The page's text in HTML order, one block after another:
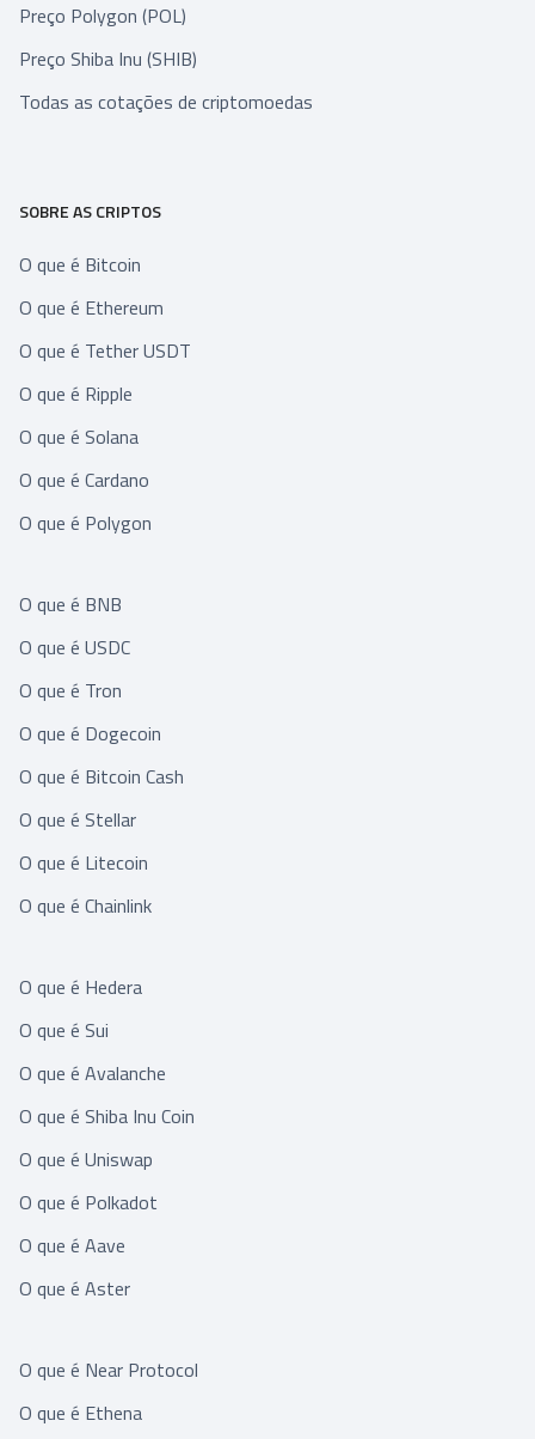
Preço Polygon (POL)
Preço Shiba Inu (SHIB)
Todas as cotações de criptomoedas
SOBRE AS CRIPTOS
O que é Bitcoin
O que é Ethereum
O que é Tether USDT
O que é Ripple
O que é Solana
O que é Cardano
O que é Polygon
O que é BNB
O que é USDC
O que é Tron
O que é Dogecoin
O que é Bitcoin Cash
O que é Stellar
O que é Litecoin
O que é Chainlink
O que é Hedera
O que é Sui
O que é Avalanche
O que é Shiba Inu Coin
O que é Uniswap
O que é Polkadot
O que é Aave
O que é Aster
O que é Near Protocol
O que é Ethena